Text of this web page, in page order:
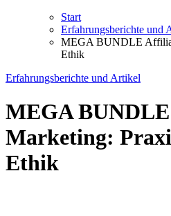
Start
Erfahrungsberichte und
MEGA BUNDLE
Ethik
Erfahrungsberichte und Artikel
MEGA
Marketing:
Ethik